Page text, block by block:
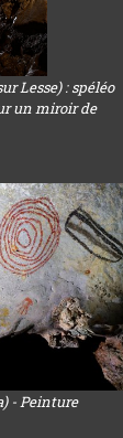
Lesse) : spéléo
un miroir de
- Peinture